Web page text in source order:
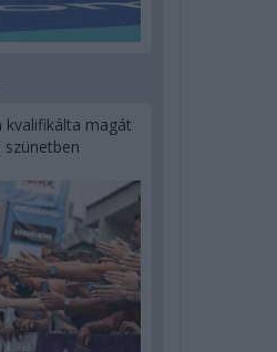
kvalifikálta magát
szünetben